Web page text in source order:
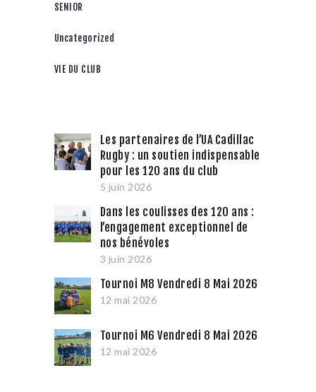
SENIOR
Uncategorized
VIE DU CLUB
Les partenaires de l’UA Cadillac
Rugby : un soutien indispensable
pour les 120 ans du club
5 juin 2026
Dans les coulisses des 120 ans :
l’engagement exceptionnel de
nos bénévoles
3 juin 2026
Tournoi M8 Vendredi 8 Mai 2026
12 mai 2026
Tournoi M6 Vendredi 8 Mai 2026
12 mai 2026